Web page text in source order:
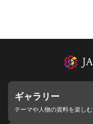
ギャラリー
テーマや人物の資料を楽しむ